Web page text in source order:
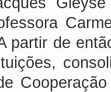
partir de